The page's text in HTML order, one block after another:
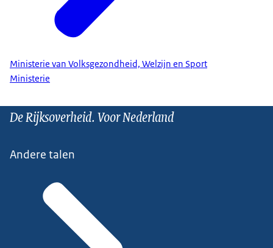
Ministerie van Volksgezondheid, Welzijn en Sport
Ministerie
De Rijksoverheid. Voor Nederland
Andere talen